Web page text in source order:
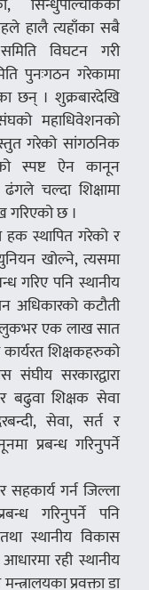
हालै त्यहाँका सबै
विघटन गरी
पुनःगठन गरेकामा
छन् । शुक्रबारदेखि
महाधिवेशनको
गरेको सांगठनिक
स्पष्ट ऐन कानून
चल्दा शिक्षामा
छ ।
स्थापित गरेको र
खोल्ने, त्यसमा
गरिए पनि स्थानीय
अधिकारको कटौती
एक लाख सात
शिक्षकहरुको
सरकारद्वारा
र बढुवा शिक्षक सेवा
सेवा, सर्त र
प्रबन्ध गरिनुपर्ने
सहकार्य गर्न जिल्ला
गरिनुपर्ने पनि
स्थानीय विकास
रही स्थानीय
प्रवक्ता डा